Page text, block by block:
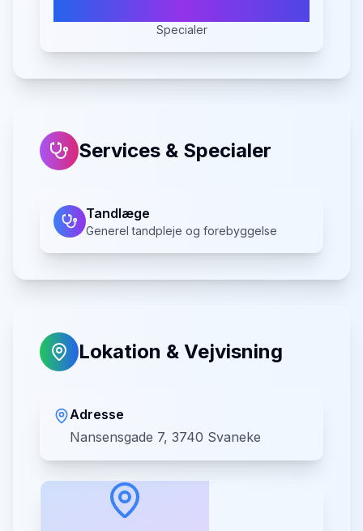
Specialer
Services & Specialer
Tandlæge
Generel tandpleje og forebyggelse
Lokation & Vejvisning
Adresse
Nansensgade 7, 3740 Svaneke